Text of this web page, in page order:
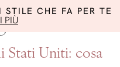
CHE FA PER TE
PIÙ
Stati Uniti: cosa